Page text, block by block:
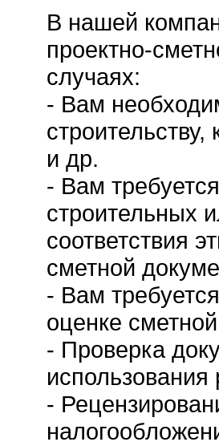
В нашей
проектно-
случаях:
- Вам
и др.
- Вам
строительных
соответствия
сметной
- Вам
оценке
- Проверка
-